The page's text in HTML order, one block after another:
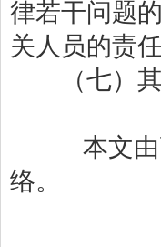
律若干问题
关人员的责
（七）其
本文由高
络。